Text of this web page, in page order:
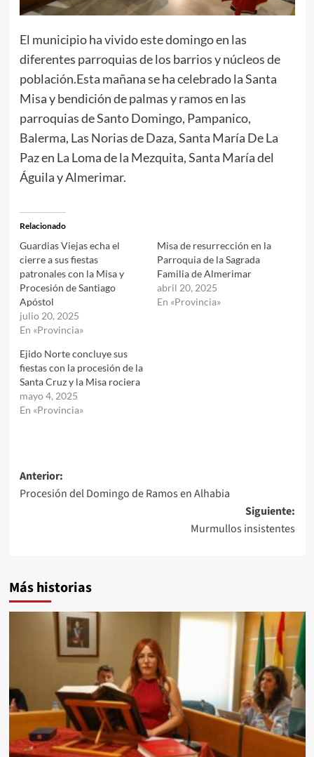
El municipio ha vivido este domingo en las
diferentes parroquias de los barrios y núcleos de
población.Esta mañana se ha celebrado la Santa
Misa y bendición de palmas y ramos en las
parroquias de Santo Domingo, Pampanico,
Balerma, Las Norias de Daza, Santa María De La
Paz en La Loma de la Mezquita, Santa María del
Águila y Almerimar.
Relacionado
Guardias Viejas echa el
cierre a sus fiestas
patronales con la Misa y
Procesión de Santiago
Apóstol
julio 20, 2025
En «Provincia»
Misa de resurrección en la
Parroquia de la Sagrada
Familia de Almerimar
abril 20, 2025
En «Provincia»
Ejido Norte concluye sus
fiestas con la procesión de la
Santa Cruz y la Misa rociera
mayo 4, 2025
En «Provincia»
Navegación
de
Anterior:
Procesión del Domingo de Ramos en Alhabia
Siguiente:
Murmullos insistentes
Más historias